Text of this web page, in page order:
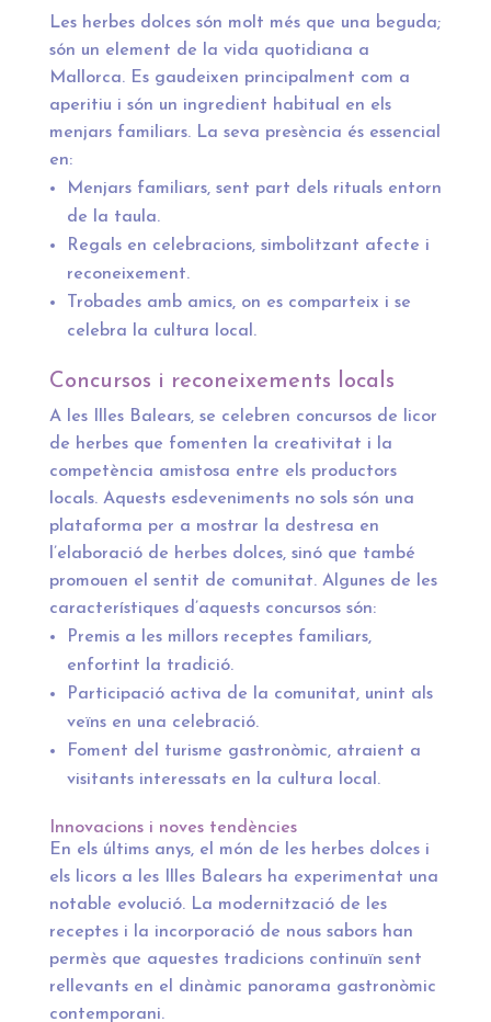
Les herbes dolces són molt més que una beguda;
són un element de la vida quotidiana a
Mallorca. Es gaudeixen principalment com a
aperitiu i són un ingredient habitual en els
menjars familiars. La seva presència és essencial
en:
Menjars familiars, sent part dels rituals entorn
de la taula.
Regals en celebracions, simbolitzant afecte i
reconeixement.
Trobades amb amics, on es comparteix i se
celebra la cultura local.
Concursos i reconeixements locals
A les Illes Balears, se celebren concursos de licor
de herbes que fomenten la creativitat i la
competència amistosa entre els productors
locals. Aquests esdeveniments no sols són una
plataforma per a mostrar la destresa en
l’elaboració de herbes dolces, sinó que també
promouen el sentit de comunitat. Algunes de les
característiques d’aquests concursos són:
Premis a les millors receptes familiars,
enfortint la tradició.
Participació activa de la comunitat, unint als
veïns en una celebració.
Foment del turisme gastronòmic, atraient a
visitants interessats en la cultura local.
Innovacions i noves tendències
En els últims anys, el món de les herbes dolces i
els licors a les Illes Balears ha experimentat una
notable evolució. La modernització de les
receptes i la incorporació de nous sabors han
permès que aquestes tradicions continuïn sent
rellevants en el dinàmic panorama gastronòmic
contemporani.